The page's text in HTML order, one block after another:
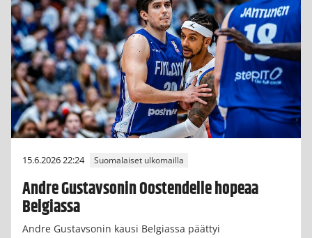
15.6.2026 22:24 Suomalaiset ulkomailla
Andre Gustavsonin Oostendelle hopeaa
Belgiassa
Andre Gustavsonin kausi Belgiassa päättyi